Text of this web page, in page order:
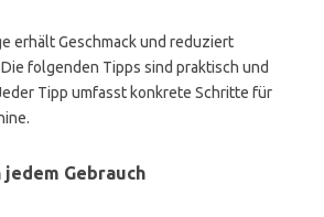
erhält Geschmack und reduziert
folgenden Tipps sind praktisch und
Tipp umfasst konkrete Schritte für
jedem Gebrauch